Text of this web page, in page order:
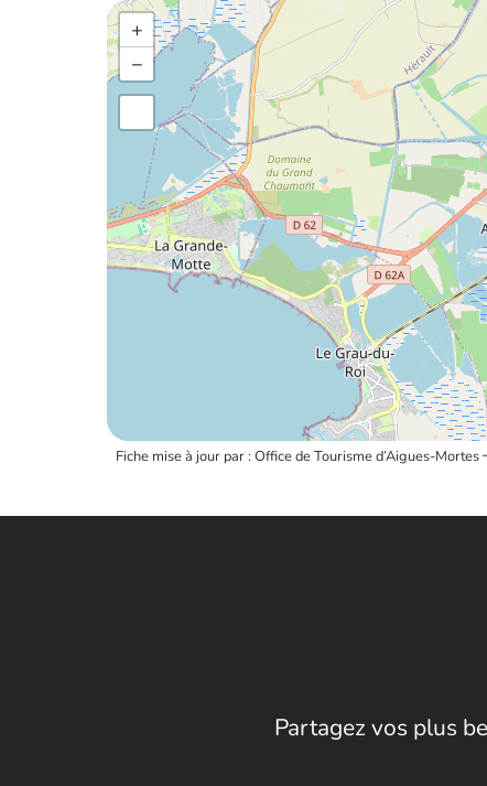
+
−
Fiche mise à jour par : Office de Tourisme d’Aigues-Mortes
Partagez vos plus